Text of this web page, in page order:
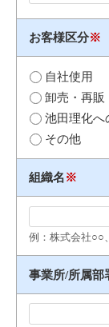
お客様区分※
自社使用
卸売・再販
池田理化へ
その他
組織名※
例：株式会社○○
事業所/所属部